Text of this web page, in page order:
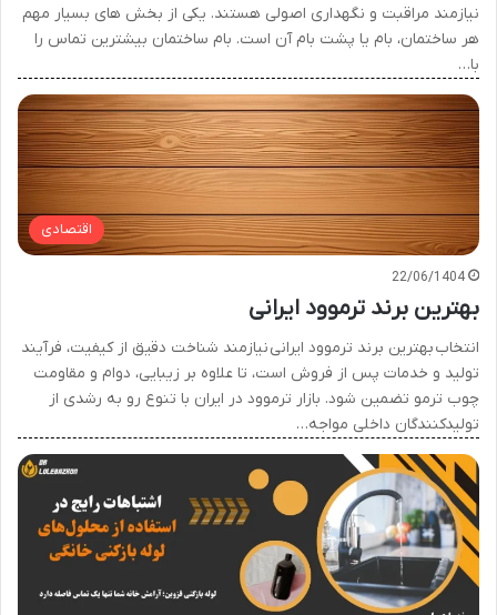
نیازمند مراقبت و نگهداری اصولی هستند. یکی از بخش های بسیار مهم
هر ساختمان، بام یا پشت بام آن است. بام ساختمان بیشترین تماس را
با…
اقتصادی
22/06/1404
بهترین برند ترموود ایرانی
انتخاب بهترین برند ترموود ایرانی نیازمند شناخت دقیق از کیفیت، فرآیند
تولید و خدمات پس از فروش است، تا علاوه بر زیبایی، دوام و مقاومت
چوب ترمو تضمین شود. بازار ترموود در ایران با تنوع رو به رشدی از
تولیدکنندگان داخلی مواجه…